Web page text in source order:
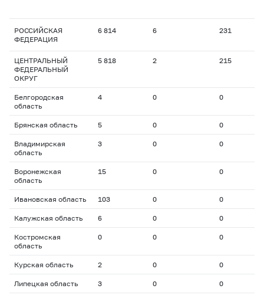
РОССИЙСКАЯ
ФЕДЕРАЦИЯ
6 814 6 231
ЦЕНТРАЛЬНЫЙ
ФЕДЕРАЛЬНЫЙ
ОКРУГ
5 818 2 215
Белгородская
область
4 0 0
Брянская область 5 0 0
Владимирская
область
3 0 0
Воронежская
область
15 0 0
Ивановская область 103 0 0
Калужская область 6 0 0
Костромская
область
0 0 0
Курская область 2 0 0
Липецкая область 3 0 0